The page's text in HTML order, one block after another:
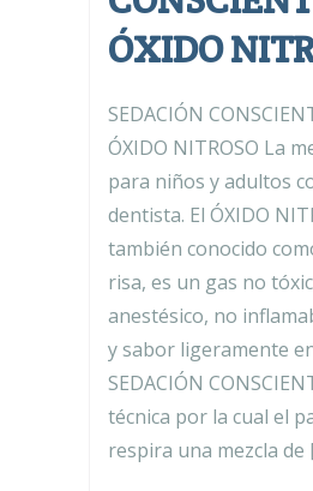
ÓXIDO
SEDACIÓN
ÓXIDO NITROSO La
para niños y adultos
dentista. El ÓXIDO
también conocido
risa, es un gas no
anestésico, no
y sabor ligeramente
SEDACIÓN
técnica por la cual el
respira una mezcla de